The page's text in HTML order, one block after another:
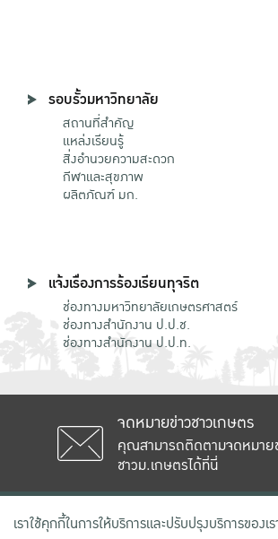
รอบรั้วมหาวิทยาลัย
สถานที่สำคัญ
แหล่งเรียนรู้
สิ่งอำนวยความสะดวก
กีฬาและสุขภาพ
ผลิตภัณฑ์ มก.
แจ้งเรื่องการร้องเรียนทุจริต
ช่องทางมหาวิทยาลัยเกษตรศาสตร์
ช่องทางสำนักงาน ป.ป.ช.
ช่องทางสำนักงาน ป.ป.ท.
จดหมายข่าวชาวเกษตร
คุณสามารถติดตามจดหมาย
ชาวม.เกษตรได้ที่นี่
เลขที่ 50 ถนน
เราใช้คุกกี้ในการให้บริการและปรับปรุงบริการข